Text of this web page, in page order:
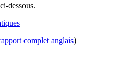
dessous.
complet anglais)